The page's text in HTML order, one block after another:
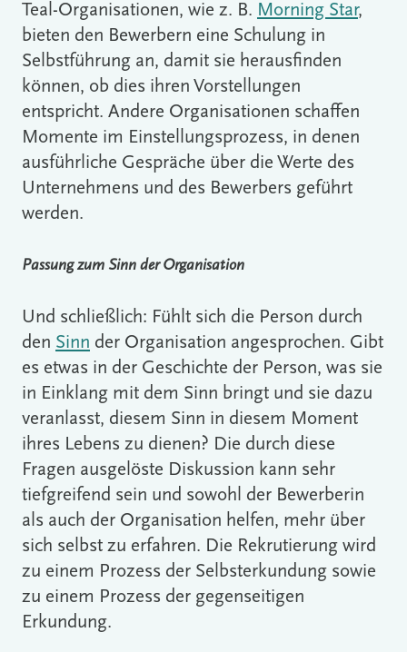
Teal-Organisationen, wie z. B. Morning Star,
bieten den Bewerbern eine Schulung in
Selbstführung an, damit sie herausfinden
können, ob dies ihren Vorstellungen
entspricht. Andere Organisationen schaffen
Momente im Einstellungsprozess, in denen
ausführliche Gespräche über die Werte des
Unternehmens und des Bewerbers geführt
werden.
Passung zum Sinn der Organisation
Und schließlich: Fühlt sich die Person durch
den Sinn der Organisation angesprochen. Gibt
es etwas in der Geschichte der Person, was sie
in Einklang mit dem Sinn bringt und sie dazu
veranlasst, diesem Sinn in diesem Moment
ihres Lebens zu dienen? Die durch diese
Fragen ausgelöste Diskussion kann sehr
tiefgreifend sein und sowohl der Bewerberin
als auch der Organisation helfen, mehr über
sich selbst zu erfahren. Die Rekrutierung wird
zu einem Prozess der Selbsterkundung sowie
zu einem Prozess der gegenseitigen
Erkundung.